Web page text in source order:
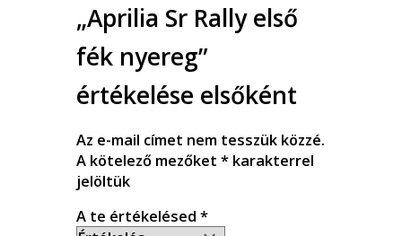
„Aprilia Sr Rally első
fék nyereg”
értékelése elsőként
Az e-mail címet nem tesszük közzé.
A kötelező mezőket *karakterrel
jelöltük
A te értékelésed *